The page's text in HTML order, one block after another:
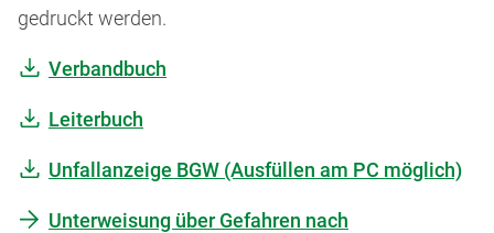
gedruckt werden.
Verbandbuch
Leiterbuch
Unfallanzeige BGW (Ausfüllen am PC möglich)
Unterweisung über Gefahren nach